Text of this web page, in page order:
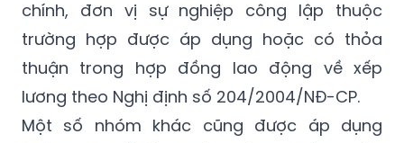
tổ chức cơ yếu; người làm việc theo chế độ
hợp đồng lao động trong cơ quan hành
chính, đơn vị sự nghiệp công lập thuộc
trường hợp được áp dụng hoặc có thỏa
thuận trong hợp đồng lao động về xếp